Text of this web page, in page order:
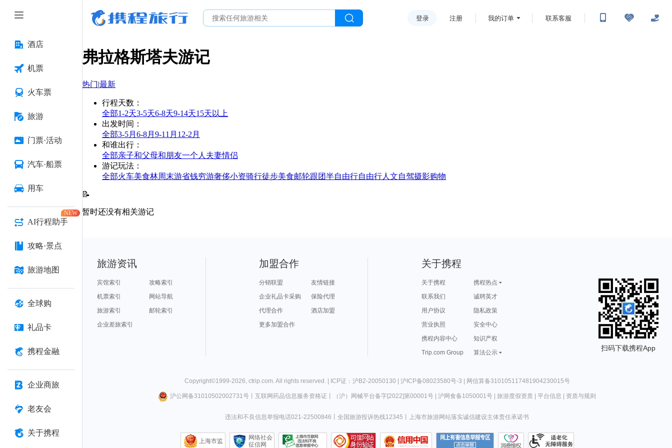
酒店
机票
火车票
旅游
门票·活动
汽车·船票
用车
AI行程助手
NEW
攻略·景点
旅游地图
全球购
礼品卡
携程金融
企业商旅
老友会
关于携程
登录 注册 我的订单 联系客服
弗拉格斯塔夫游记
热门|最新
行程天数 ：
全部1-2天3-5天6-8天9-14天15天以上
出发时间 ：
全部3-5月 6-8月 9-11月 12-2月
和谁出行 ：
全部亲子和父母和朋友一个人 夫妻情侣
游记玩法 ：
全部火车美食林周末游省钱穷游奢侈小资骑行徒步美食邮轮跟团半自由行自由行人文自驾摄影购物
📝
暂时还没有相关游记
旅游资讯
宾馆索引
攻略索引
机票索引
网站导航
旅游索引
邮轮索引
企业差旅索引
加盟合作
分销联盟
友情链接
企业礼品卡采购
保险代理
代理合作
酒店加盟
更多加盟合作
关于携程
关于携程
携程热点
联系我们
诚聘英才
用户协议
隐私政策
营业执照
安全中心
携程内容中心
知识产权
Trip.com Group
算法公示
扫码下载携程App
Copyright©1999-2026, ctrip.com. All rights reserved. | ICP证：沪B2-20050130 | 沪ICP备08023580号-3 | 网信算备310105117481904230015号
沪公网备31010502002731号丨 互联网药品信息服务资格证 （沪）网械平台备字[2022]第00001号| 沪网食备1050001号| 旅游度假资质| 平台信息 资质与规则
违法和不良信息举报电话021-22500846 全国旅游投诉热线12345 上海市旅游网站落实诚信建设主体责任承诺书
上海市监
网络社会
征信网